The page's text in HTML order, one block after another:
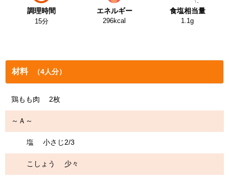
調理時間
15分
エネルギー
296kcal
食塩相当量
1.1g
材料 （4人分）
鶏もも肉 2枚
～Ａ～
塩 小さじ2/3
こしょう 少々